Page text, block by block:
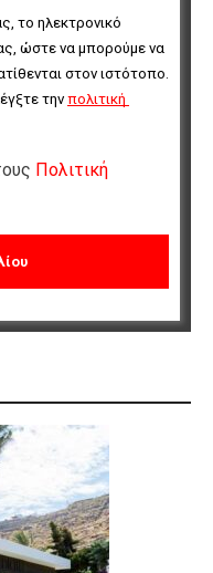
το ηλεκτρονικό
ώστε να μπορούμε να
στον ιστότοπο.
την πολιτική
Πολιτική